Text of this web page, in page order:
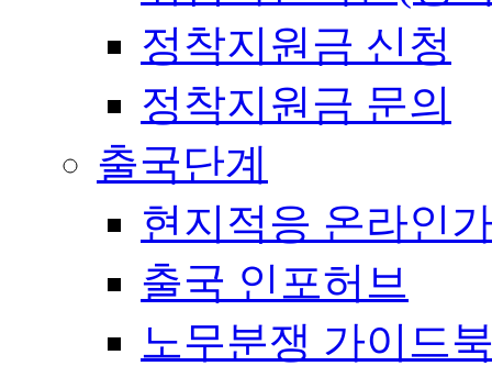
정착지원금 신청
정착지원금 문의
출국단계
현지적응 온라인
출국 인포허브
노무분쟁 가이드